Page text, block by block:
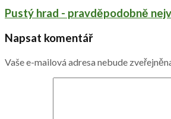
Pustý hrad - pravděpodobně
Napsat komentář
Vaše e-mailová adresa nebude